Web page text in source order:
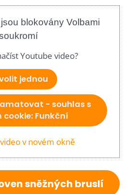
blokovány Volbami
Youtube video?
jednou
- souhlas s
cookie: Funkční
v novém okně
sněžných bruslí